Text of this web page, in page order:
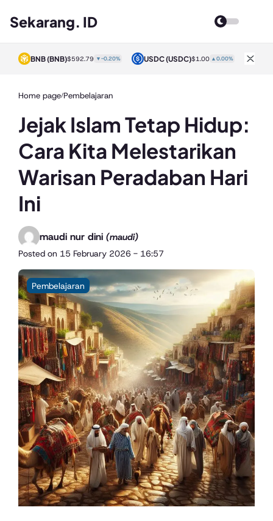
Sekarang. ID
BNB(BNB)$592.79 ▼-0.20% USDC(USDC)$1.00 ▲0.00%
Home page/Pembelajaran
Jejak Islam Tetap Hidup:
Cara Kita Melestarikan
Warisan Peradaban Hari
Ini
maudi nur dini (maudi)
Posted on 15 February 2026 - 16:57
Pembelajaran